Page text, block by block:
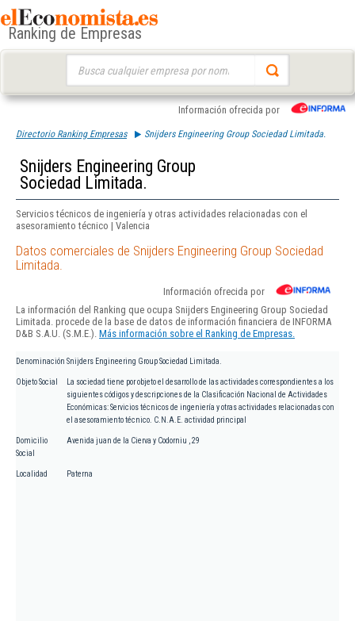
Ranking de Empresas
Información ofrecida por
Directorio Ranking Empresas Snijders Engineering Group Sociedad Limitada.
Snijders Engineering Group
Sociedad Limitada.
Servicios técnicos de ingeniería y otras actividades relacionadas con el
asesoramiento técnico | Valencia
Datos comerciales de Snijders Engineering Group Sociedad
Limitada.
Información ofrecida por
La información del Ranking que ocupa Snijders Engineering Group Sociedad
Limitada. procede de la base de datos de información financiera de INFORMA
D&B S.A.U. (S.M.E.). Más información sobre el Ranking de Empresas.
Denominación Snijders Engineering Group Sociedad Limitada.
Objeto Social
La sociedad tiene por objeto el desarrollo de las actividades correspondientes a los
siguientes códigos y descripciones de la Clasificación Nacional de Actividades
Económicas: Servicios técnicos de ingeniería y otras actividades relacionadas con
el asesoramiento técnico. C.N.A.E. actividad principal
Domicilio
Social
Avenida juan de la Cierva y Codorniu , 29
Localidad Paterna